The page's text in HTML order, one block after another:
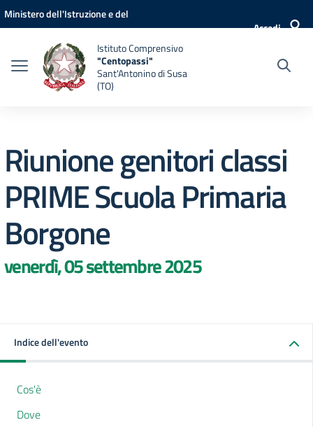
Vai ai contenuti
Vai al menu di navigazione
Vai al footer
Ministero dell'Istruzione e del
Accedi
Istituto Comprensivo
"Centopassi"
Sant'Antonino di Susa
(TO)
Riunione genitori classi
PRIME Scuola Primaria
Borgone
venerdì, 05 settembre 2025
Indice dell'evento
Cos'è
Dove